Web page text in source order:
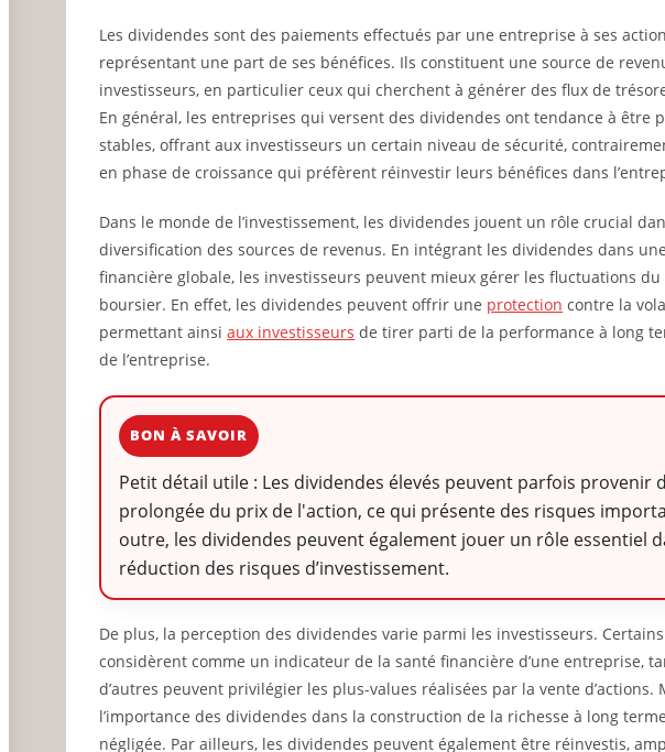
Les dividendes sont des paiements effectués par une entreprise à ses
représentant une part de ses bénéfices. Ils constituent une source de
investisseurs, en particulier ceux qui cherchent à générer des flux de
En général, les entreprises qui versent des dividendes ont tendance à être
stables, offrant aux investisseurs un certain niveau de sécurité,
en phase de croissance qui préfèrent réinvestir leurs bénéfices dans
Dans le monde de l’investissement, les dividendes jouent un rôle crucial
diversification des sources de revenus. En intégrant les dividendes dans
financière globale, les investisseurs peuvent mieux gérer les fluctuations du
boursier. En effet, les dividendes peuvent offrir une protection contre la
permettant ainsiaux investisseurs de tirer parti de la performance à long
de l’entreprise.
BON À SAVOIR
Petit détail utile : Les dividendes élevés peuvent parfois provenir
prolongée du prix de l'action, ce qui présente des risques
outre, les dividendes peuvent également jouer un rôle essentiel
réduction des risques d’investissement.
De plus, la perception des dividendes varie parmi les investisseurs.
considèrent comme un indicateur de la santé financière d’une entreprise,
d’autres peuvent privilégier les plus-values réalisées par la vente d’actions.
l’importance des dividendes dans la construction de la richesse à long
négligée. Par ailleurs, les dividendes peuvent également être réinvestis,